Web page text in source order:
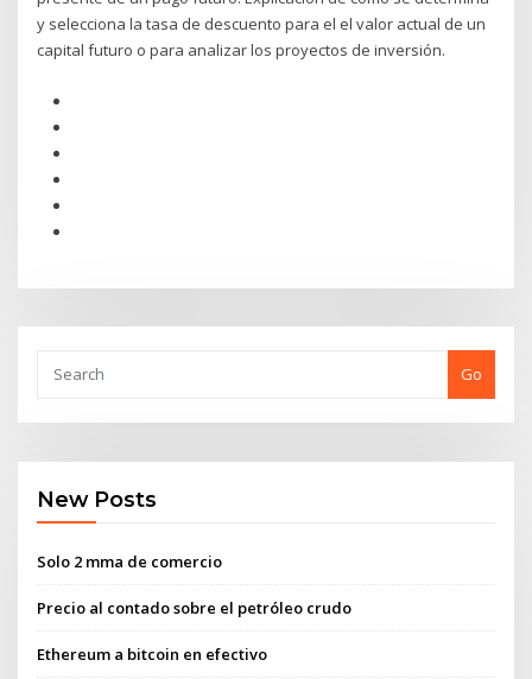
y selecciona la tasa de descuento para el el valor actual de un
capital futuro o para analizar los proyectos de inversión.
Go
New Posts
Solo 2 mma de comercio
Precio al contado sobre el petróleo crudo
Ethereum a bitcoin en efectivo